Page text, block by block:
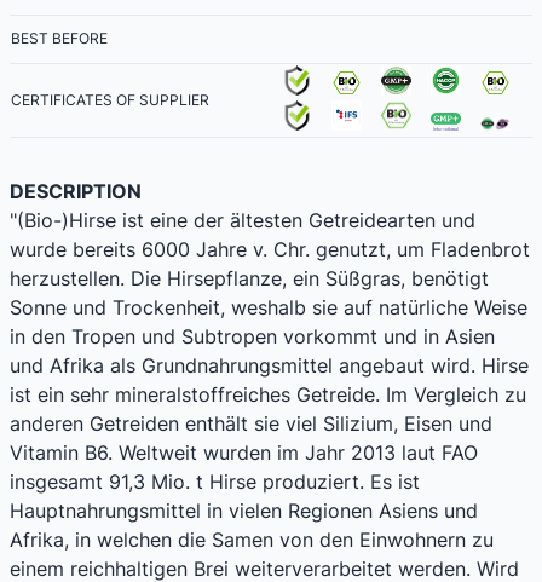
BEST BEFORE
CERTIFICATES OF SUPPLIER
DESCRIPTION
"(Bio-)Hirse ist eine der ältesten Getreidearten und
wurde bereits 6000 Jahre v. Chr. genutzt, um Fladenbrot
herzustellen. Die Hirsepflanze, ein Süßgras, benötigt
Sonne und Trockenheit, weshalb sie auf natürliche Weise
in den Tropen und Subtropen vorkommt und in Asien
und Afrika als Grundnahrungsmittel angebaut wird. Hirse
ist ein sehr mineralstoffreiches Getreide. Im Vergleich zu
anderen Getreiden enthält sie viel Silizium, Eisen und
Vitamin B6. Weltweit wurden im Jahr 2013 laut FAO
insgesamt 91,3 Mio. t Hirse produziert. Es ist
Hauptnahrungsmittel in vielen Regionen Asiens und
Afrika, in welchen die Samen von den Einwohnern zu
einem reichhaltigen Brei weiterverarbeitet werden. Wird